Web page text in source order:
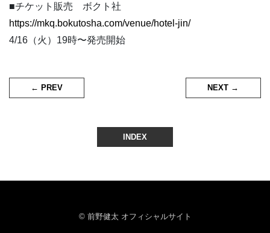
■チケット販売 ボクト社
https://mkq.bokutosha.com/venue/hotel-jin/
4/16（火）19時〜発売開始
NEXT →
← PREV
INDEX
© 前野健太 オフィシャルサイト